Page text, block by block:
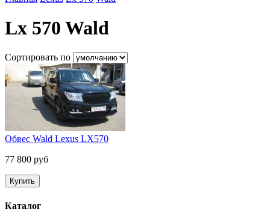
Lx 570 Wald
Сортировать по
Обвес Wald Lexus LX570
77 800 руб
Каталог